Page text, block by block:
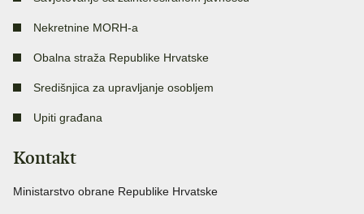
Nekretnine MORH-a
Obalna straža Republike Hrvatske
Središnjica za upravljanje osobljem
Upiti građana
Kontakt
Ministarstvo obrane Republike Hrvatske